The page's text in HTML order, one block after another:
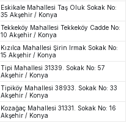
Eskikale Mahallesi Taş Oluk Sokak No:
35 Akşehir / Konya
Tekkeköy Mahallesi Tekkeköy Cadde No:
10 Akşehir / Konya
Kızılca Mahallesi Şirin Irmak Sokak No:
15 Akşehir / Konya
Tipi Mahallesi 31339. Sokak No: 57
Akşehir / Konya
Tipiköy Mahallesi 38933. Sokak No: 33
Akşehir / Konya
Kozağaç Mahallesi 31331. Sokak No: 16
Akşehir / Konya